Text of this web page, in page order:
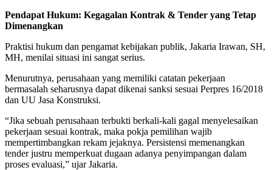
Pendapat Hukum: Kegagalan Kontrak & Tender yang Tetap
Dimenangkan
Praktisi hukum dan pengamat kebijakan publik, Jakaria Irawan, SH,
MH, menilai situasi ini sangat serius.
Menurutnya, perusahaan yang memiliki catatan pekerjaan
bermasalah seharusnya dapat dikenai sanksi sesuai Perpres 16/2018
dan UU Jasa Konstruksi.
“Jika sebuah perusahaan terbukti berkali-kali gagal menyelesaikan
pekerjaan sesuai kontrak, maka pokja pemilihan wajib
mempertimbangkan rekam jejaknya. Persistensi memenangkan
tender justru memperkuat dugaan adanya penyimpangan dalam
proses evaluasi,” ujar Jakaria.